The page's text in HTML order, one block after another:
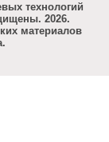
технологий
2026.
материалов